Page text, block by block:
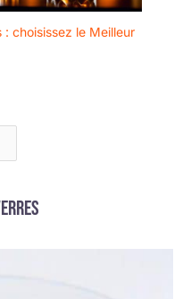
: choisissez le Meilleur